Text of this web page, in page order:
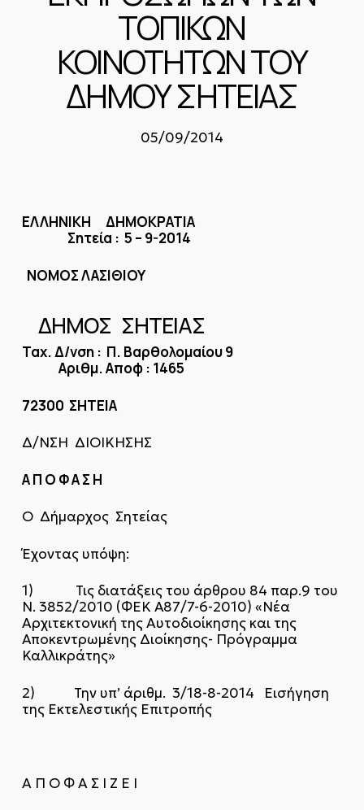
ΤΟΠΙΚΩΝ
ΚΟΙΝΟΤΗΤΩΝ ΤΟΥ
ΔΗΜΟΥ ΣΗΤΕΙΑΣ
05/09/2014
ΕΛΛΗΝΙΚΗ ΔΗΜΟΚΡΑΤΙΑ
Σητεία : 5 – 9-2014
ΝΟΜΟΣ ΛΑΣΙΘΙΟΥ
ΔΗΜΟΣ ΣΗΤΕΙΑΣ
Ταχ. Δ/νση : Π. Βαρθολομαίου 9
Αριθμ. Αποφ : 1465
72300 ΣΗΤΕΙΑ
Δ/ΝΣΗ ΔΙΟΙΚΗΣΗΣ
Α Π Ο Φ Α Σ Η
Ο Δήμαρχος Σητείας
Έχοντας υπόψη:
1) Τις διατάξεις του άρθρου 84 παρ.9 του
Ν. 3852/2010 (ΦΕΚ Α΄87/7-6-2010) «Νέα
Αρχιτεκτονική της Αυτοδιοίκησης και της
Αποκεντρωμένης Διοίκησης- Πρόγραμμα
Καλλικράτης»
2) Την υπ’ άριθμ. 3/18-8-2014 Εισήγηση
της Εκτελεστικής Επιτροπής
Α Π Ο Φ Α Σ Ι Ζ Ε Ι